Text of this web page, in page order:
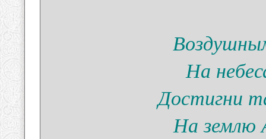
На
Достигни
На землю